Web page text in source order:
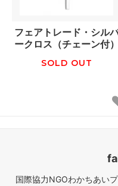
フェアトレード・シル
ークロス（チェーン付）
SOLD OUT
国際協力NGOわかちあい